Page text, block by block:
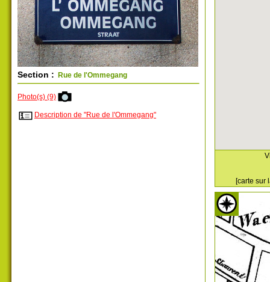
Section : Rue de l'Ommegang
Photo(s) (9)
Description de "Rue de l'Ommegang"
[carte sur